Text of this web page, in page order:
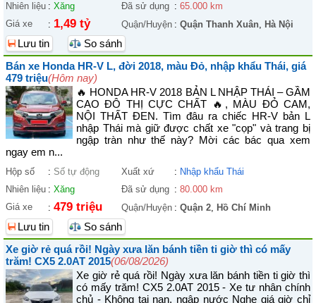
Nhiên liệu : Xăng Đã sử dụng : 65.000 km
Giá xe
: 1,49 tỷ Quận/Huyện : Quận Thanh Xuân, Hà Nội
Lưu tin
So sánh
Bán xe Honda HR-V L, đời 2018, màu Đỏ, nhập khẩu Thái, giá
479 triệu(Hôm nay)
🔥 HONDA HR-V 2018 BẢN L NHẬP THÁI – GẦM
CAO ĐÔ THỊ CỰC CHẤT 🔥, MÀU ĐỎ CAM,
NỘI THẤT ĐEN. Tìm đâu ra chiếc HR-V bản L
nhập Thái mà giữ được chất xe "cọp" và trang bị
ngập tràn như thế này? Mời các bác qua xem
ngay em n...
Hộp số : Số tự động Xuất xứ : Nhập khẩu Thái
Nhiên liệu : Xăng Đã sử dụng : 80.000 km
Giá xe
: 479 triệu Quận/Huyện : Quận 2, Hồ Chí Minh
Lưu tin
So sánh
Xe giờ rẻ quá rồi! Ngày xưa lăn bánh tiền ti giờ thì có mấy
trăm! CX5 2.0AT 2015(06/08/2026)
Xe giờ rẻ quá rồi! Ngày xưa lăn bánh tiền ti giờ thì
có mấy trăm! CX5 2.0AT 2015 - Xe tư nhân chính
chủ - Không tai nạn, ngập nước Nghe giá giờ chỉ